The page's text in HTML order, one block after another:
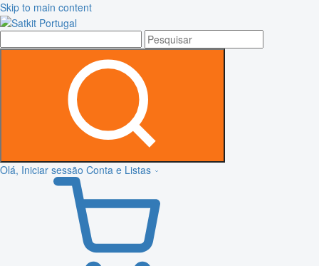
Skip to main content
Olá, Iniciar sessão Conta e Listas